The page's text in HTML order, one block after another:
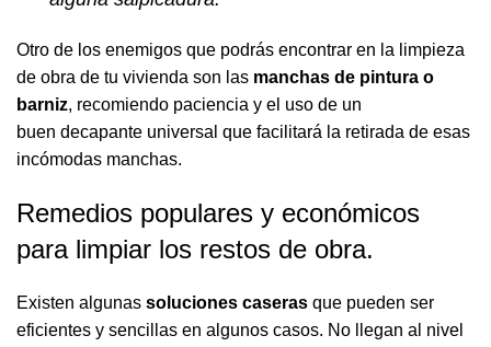
Otro de los enemigos que podrás encontrar en la limpieza
de obra de tu vivienda son las manchas de pintura o
barniz, recomiendo paciencia y el uso de un
buen decapante universal que facilitará la retirada de esas
incómodas manchas.
Remedios populares y económicos
para limpiar los restos de obra.
Existen algunas soluciones caseras que pueden ser
eficientes y sencillas en algunos casos. No llegan al nivel